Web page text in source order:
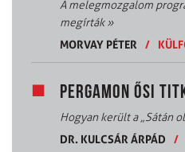
A melegmozgalom
megírták»
MORVAY PÉTER
/
PERGAMON ŐSI
Hogyan került a „Sátán
DR. KULCSÁR ÁRPÁD
/